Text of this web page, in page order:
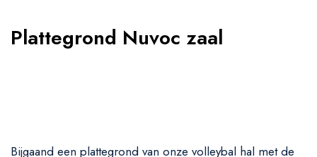
Plattegrond Nuvoc zaal
Bijgaand een plattegrond van onze volleybal hal met de